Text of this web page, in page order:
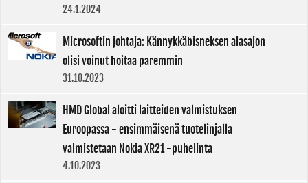
24.1.2024
Microsoftin johtaja: Kännykkäbisneksen alasajon
olisi voinut hoitaa paremmin
31.10.2023
HMD Global aloitti laitteiden valmistuksen
Euroopassa - ensimmäisenä tuotelinjalla
valmistetaan Nokia XR21 -puhelinta
4.10.2023